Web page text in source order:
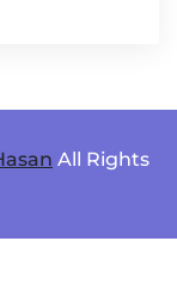
All Rights